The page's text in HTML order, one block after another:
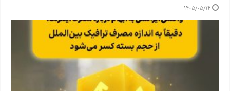
۱۴۰۵/۰۵/۱۴